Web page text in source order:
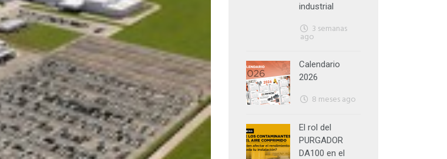
industrial
3 semanas
ago
Calendario
2026
8 meses ago
El rol del
PURGADOR
DA100 en el